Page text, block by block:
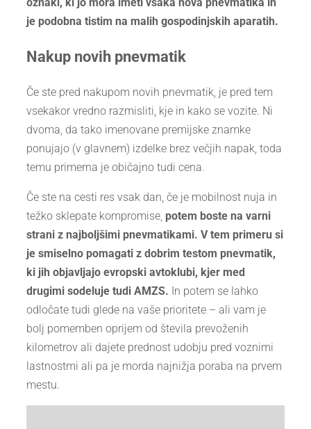
oznaki, ki jo mora imeti vsaka nova pnevmatika in
je podobna tistim na malih gospodinjskih aparatih.
Nakup novih pnevmatik
Če ste pred nakupom novih pnevmatik, je pred tem
vsekakor vredno razmisliti, kje in kako se vozite. Ni
dvoma, da tako imenovane premijske znamke
ponujajo (v glavnem) izdelke brez večjih napak, toda
temu primerna je običajno tudi cena.
Če ste na cesti res vsak dan, če je mobilnost nuja in
težko sklepate kompromise, potem boste na varni
strani z najboljšimi pnevmatikami. V tem primeru si
je smiselno pomagati z dobrim testom pnevmatik,
ki jih objavljajo evropski avtoklubi, kjer med
drugimi sodeluje tudi AMZS. In potem se lahko
odločate tudi glede na vaše prioritete – ali vam je
bolj pomemben oprijem od števila prevoženih
kilometrov ali dajete prednost udobju pred voznimi
lastnostmi ali pa je morda najnižja poraba na prvem
mestu.